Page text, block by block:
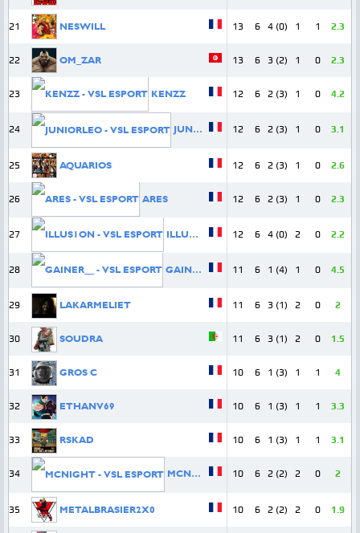
21 NESWILL 13 6 4 (0) 1 1 2.3
22 OM_ZAR 13 6 3 (2) 1 0 2.3
23 KENZZ 12 6 2 (3) 1 0 4.2
24 JUNIORLEO 12 6 2 (3) 1 0 3.1
25 AQUARIOS 12 6 2 (3) 1 0 2.6
26 ARES 12 6 2 (3) 1 0 2.3
27 ILLUS1ON 12 6 4 (0) 2 0 2.2
28 GAINER__ 11 6 1 (4) 1 0 4.5
29 LAKARMELIET 11 6 3 (1) 2 0 2
30 SOUDRA 11 6 3 (1) 2 0 1.5
31 GROS C 10 6 1 (3) 1 1 4
32 ETHANV69 10 6 1 (3) 1 1 3.3
33 RSKAD 10 6 1 (3) 1 1 3.1
34 MCNIGHT 10 6 2 (2) 2 0 2
35 METALBRASIER2X0 10 6 2 (2) 2 0 1.9